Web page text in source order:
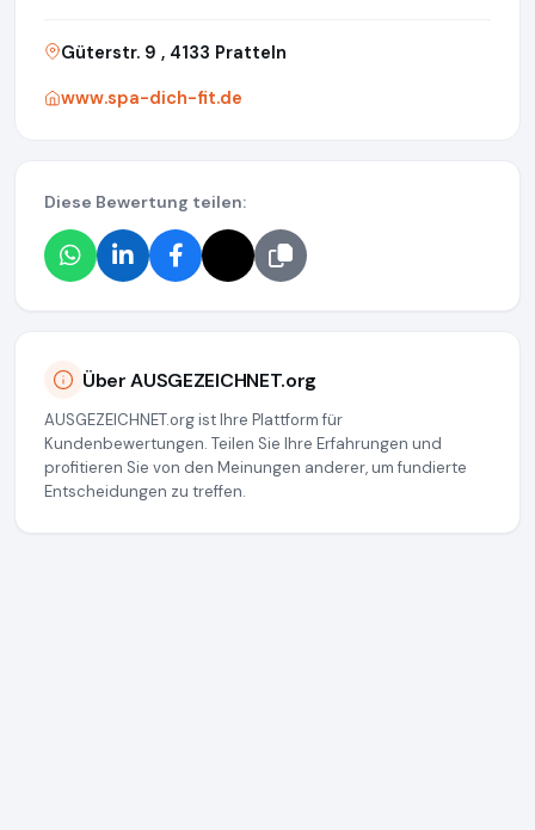
Güterstr. 9 , 4133 Pratteln
www.spa-dich-fit.de
Diese Bewertung teilen:
Über AUSGEZEICHNET.org
AUSGEZEICHNET.org ist Ihre Plattform für
Kundenbewertungen. Teilen Sie Ihre Erfahrungen und
profitieren Sie von den Meinungen anderer, um fundierte
Entscheidungen zu treffen.